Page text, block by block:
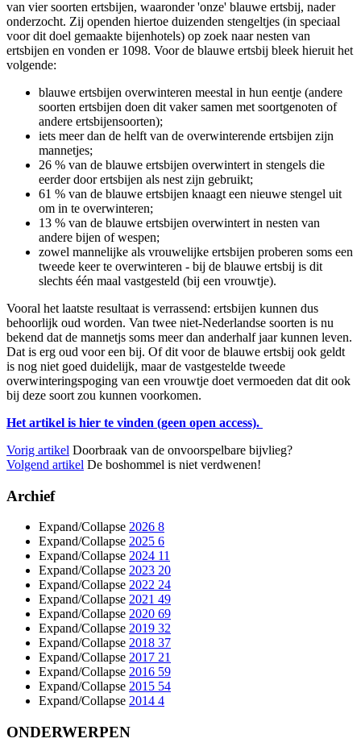
van vier soorten ertsbijen, waaronder 'onze' blauwe ertsbij, nader
onderzocht. Zij openden hiertoe duizenden stengeltjes (in speciaal
voor dit doel gemaakte bijenhotels) op zoek naar nesten van
ertsbijen en vonden er 1098. Voor de blauwe ertsbij bleek hieruit het
volgende:
blauwe ertsbijen overwinteren meestal in hun eentje (andere
soorten ertsbijen doen dit vaker samen met soortgenoten of
andere ertsbijensoorten);
iets meer dan de helft van de overwinterende ertsbijen zijn
mannetjes;
26 % van de blauwe ertsbijen overwintert in stengels die
eerder door ertsbijen als nest zijn gebruikt;
61 % van de blauwe ertsbijen knaagt een nieuwe stengel uit
om in te overwinteren;
13 % van de blauwe ertsbijen overwintert in nesten van
andere bijen of wespen;
zowel mannelijke als vrouwelijke ertsbijen proberen soms een
tweede keer te overwinteren - bij de blauwe ertsbij is dit
slechts één maal vastgesteld (bij een vrouwtje).
Vooral het laatste resultaat is verrassend: ertsbijen kunnen dus
behoorlijk oud worden. Van twee niet-Nederlandse soorten is nu
bekend dat de mannetjs soms meer dan anderhalf jaar kunnen leven.
Dat is erg oud voor een bij. Of dit voor de blauwe ertsbij ook geldt
is nog niet goed duidelijk, maar de vastgestelde tweede
overwinteringspoging van een vrouwtje doet vermoeden dat dit ook
bij deze soort zou kunnen voorkomen.
Het artikel is hier te vinden (geen open access).
Vorig artikel Doorbraak van de onvoorspelbare bijvlieg?
Volgend artikel De boshommel is niet verdwenen!
Archief
Expand/Collapse 2026 8
Expand/Collapse 2025 6
Expand/Collapse 2024 11
Expand/Collapse 2023 20
Expand/Collapse 2022 24
Expand/Collapse 2021 49
Expand/Collapse 2020 69
Expand/Collapse 2019 32
Expand/Collapse 2018 37
Expand/Collapse 2017 21
Expand/Collapse 2016 59
Expand/Collapse 2015 54
Expand/Collapse 2014 4
ONDERWERPEN